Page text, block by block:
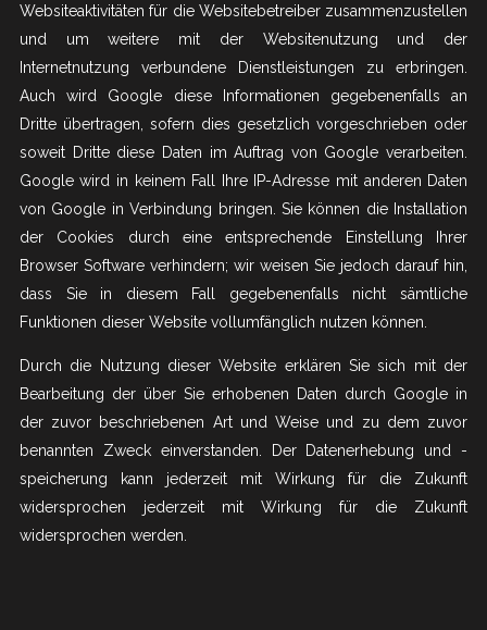
Websiteaktivitäten für die Websitebetreiber zusammenzustellen
und um weitere mit der Websitenutzung und der
Internetnutzung verbundene Dienstleistungen zu erbringen.
Auch wird Google diese Informationen gegebenenfalls an
Dritte übertragen, sofern dies gesetzlich vorgeschrieben oder
soweit Dritte diese Daten im Auftrag von Google verarbeiten.
Google wird in keinem Fall Ihre IP-Adresse mit anderen Daten
von Google in Verbindung bringen. Sie können die Installation
der Cookies durch eine entsprechende Einstellung Ihrer
Browser Software verhindern; wir weisen Sie jedoch darauf hin,
dass Sie in diesem Fall gegebenenfalls nicht sämtliche
Funktionen dieser Website vollumfänglich nutzen können.
Durch die Nutzung dieser Website erklären Sie sich mit der
Bearbeitung der über Sie erhobenen Daten durch Google in
der zuvor beschriebenen Art und Weise und zu dem zuvor
benannten Zweck einverstanden. Der Datenerhebung und -
speicherung kann jederzeit mit Wirkung für die Zukunft
widersprochen jederzeit mit Wirkung für die Zukunft
widersprochen werden.